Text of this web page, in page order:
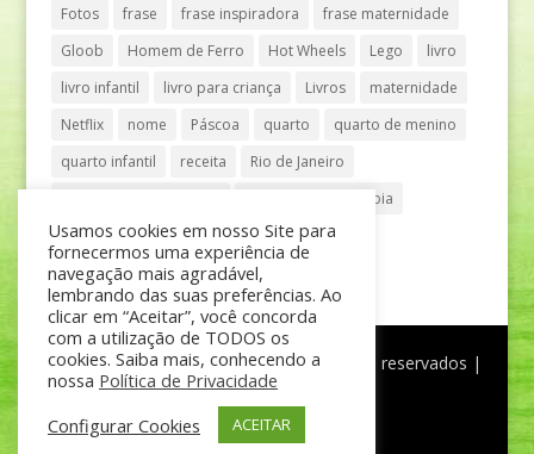
Fotos
frase frase inspiradora
frase maternidade
Gloob
Homem de Ferro Hot Wheels Lego
livro
livro infantil
livro para criança Livros
maternidade
Netflix
nome Páscoa quarto
quarto de menino
quarto infantil
receita
Rio de Janeiro
Shopping Vila Olímpia
São Paulo
teatro tênis
®Mãe de Menino | © Todos os direitos reservados |
Política de Privacidade
Usamos cookies em nosso Site para
fornecermos uma experiência de
navegação mais agradável,
lembrando das suas preferências. Ao
clicar em “Aceitar”, você concorda
com a utilização de TODOS os
cookies. Saiba mais, conhecendo a
nossa Política de Privacidade
Configurar Cookies
ACEITAR